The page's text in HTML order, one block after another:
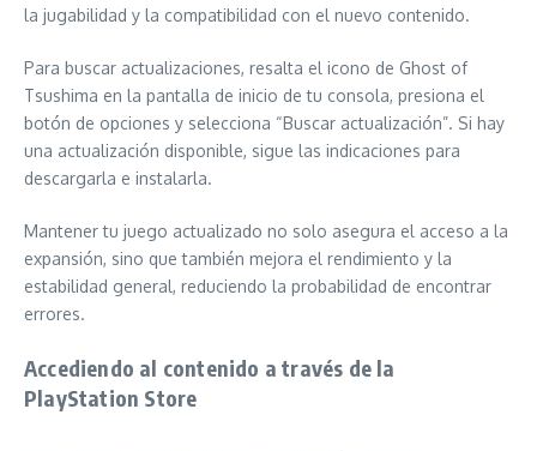
la jugabilidad y la compatibilidad con el nuevo contenido.
Para buscar actualizaciones, resalta el icono de Ghost of
Tsushima en la pantalla de inicio de tu consola, presiona el
botón de opciones y selecciona “Buscar actualización”. Si hay
una actualización disponible, sigue las indicaciones para
descargarla e instalarla.
Mantener tu juego actualizado no solo asegura el acceso a la
expansión, sino que también mejora el rendimiento y la
estabilidad general, reduciendo la probabilidad de encontrar
errores.
Accediendo al contenido a través de la
PlayStation Store